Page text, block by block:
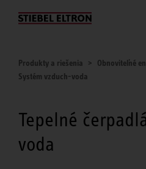
O nás
Produkty a riešenia Obnoviteľné
Systém vzduch-voda
Tepelné
voda